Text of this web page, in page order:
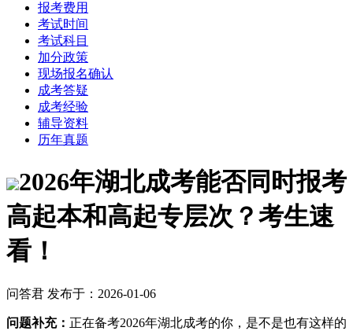
报考费用
考试时间
考试科目
加分政策
现场报名确认
成考答疑
成考经验
辅导资料
历年真题
2026年湖北成考能否同时报考
高起本和高起专层次？考生速
看！
问答君 发布于：2026-01-06
问题补充： 正在备考2026年湖北成考的你，是不是也有这样的